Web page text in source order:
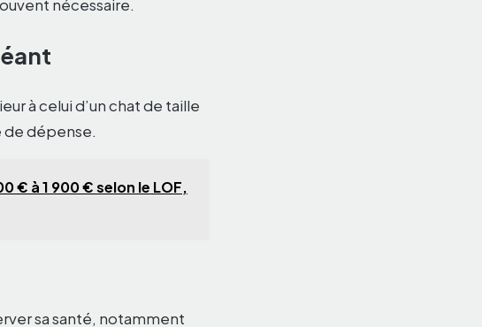
nécessaire.
à celui d’un chat de taille
dépense.
€ à 1 900 € selon le LOF,
sa santé, notamment